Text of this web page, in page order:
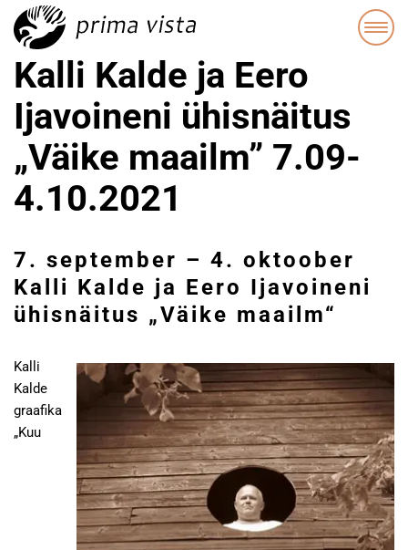
Kalli Kalde ja Eero
Ijavoineni ühisnäitus
„Väike maailm” 7.09-
4.10.2021
7. september – 4. oktoober
Kalli Kalde ja Eero Ijavoineni
ühisnäitus „Väike maailm“
Kalli
Kalde
graafika
„Kuu